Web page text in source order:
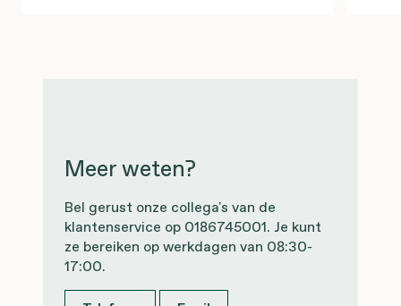
Meer weten?
Bel gerust onze collega's van de
klantenservice op 0186745001. Je kunt
ze bereiken op werkdagen van 08:30-
17:00.